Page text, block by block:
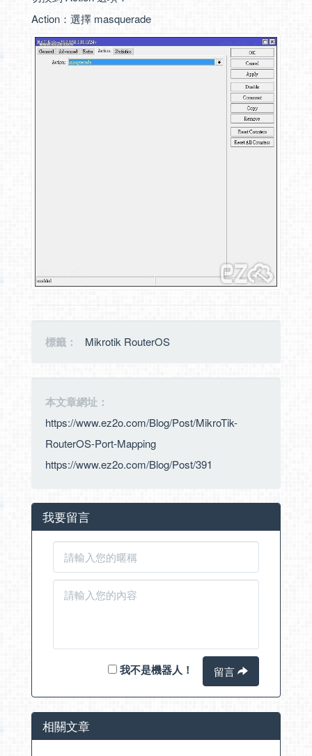
Action：選擇 masquerade
標籤： Mikrotik RouterOS
本文章網址：
https://www.ez2o.com/Blog/Post/MikroTik-
RouterOS-Port-Mapping
https://www.ez2o.com/Blog/Post/391
我要留言
我不是機器人！ 留言
相關文章